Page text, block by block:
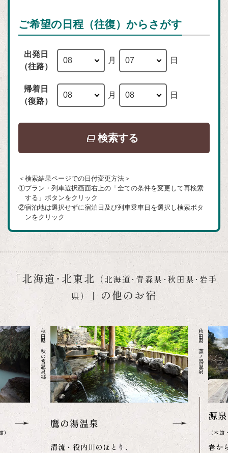
ご希望の日程（往復）からさがす
出発日
（往路）
月 日
帰着日
（復路）
月 日
検索する
ウ
ン
ウ
で
ま
す
＜検索結果ページでの日付変更方法＞
①プラン・列車選択画面右上の「全ての条件を変更して再検索
する」ボタンをクリック
②宿泊地は選択せずに宿泊日及び列車乗車日を選択し検索ボタ
ンをクリック
「北海道･北東北 （北海道･青森県･秋田県･岩手
県）
」の他のお宿
秋田県 秋の宮温泉郷
鷹の湯温泉
清流・役内川のほとり、
秋田県 蒸ノ湯温泉
源
（本館
春か